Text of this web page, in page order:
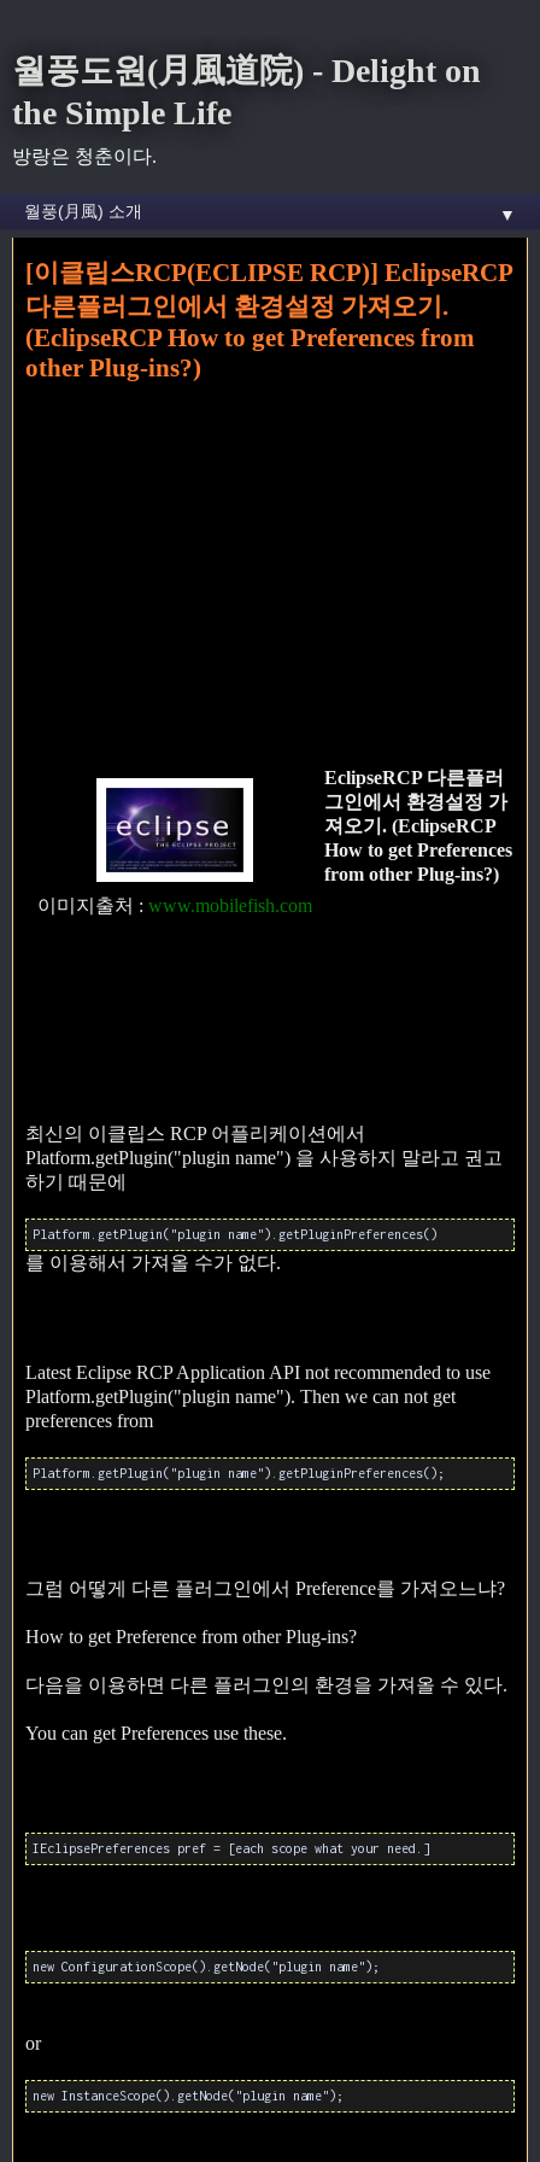
월풍도원(月風道院) - Delight on
the Simple Life
방랑은 청춘이다.
▼
» get 꼬리가 달린 글
[이클립스RCP(ECLIPSE RCP)] EclipseRCP
다른플러그인에서 환경설정 가져오기.
(EclipseRCP How to get Preferences from
other Plug-ins?)
이미지출처 : www.mobilefish.com
EclipseRCP 다른플러
그인에서 환경설정 가
져오기. (EclipseRCP
How to get Preferences
from other Plug-ins?)
최신의 이클립스 RCP 어플리케이션에서
Platform.getPlugin("plugin name") 을 사용하지 말라고 권고
하기 때문에
Platform.getPlugin("plugin name").getPluginPreferences()
를 이용해서 가져올 수가 없다.
Latest Eclipse RCP Application API not recommended to use
Platform.getPlugin("plugin name"). Then we can not get
preferences from
Platform.getPlugin("plugin name").getPluginPreferences();
그럼 어떻게 다른 플러그인에서 Preference를 가져오느냐?
How to get Preference from other Plug-ins?
다음을 이용하면 다른 플러그인의 환경을 가져올 수 있다.
You can get Preferences use these.
IEclipsePreferences pref = [each scope what your need.]
new ConfigurationScope().getNode("plugin name");
or
new InstanceScope().getNode("plugin name");